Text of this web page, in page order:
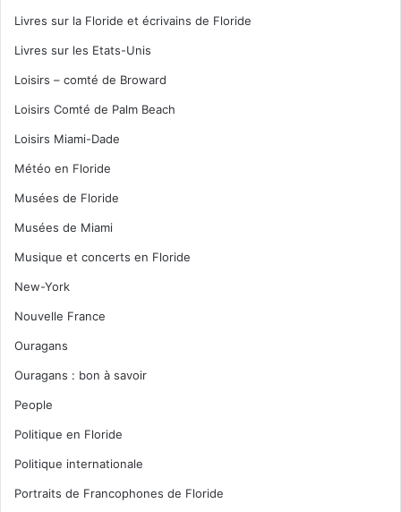
Livres sur la Floride et écrivains de Floride
Livres sur les Etats-Unis
Loisirs – comté de Broward
Loisirs Comté de Palm Beach
Loisirs Miami-Dade
Météo en Floride
Musées de Floride
Musées de Miami
Musique et concerts en Floride
New-York
Nouvelle France
Ouragans
Ouragans : bon à savoir
People
Politique en Floride
Politique internationale
Portraits de Francophones de Floride